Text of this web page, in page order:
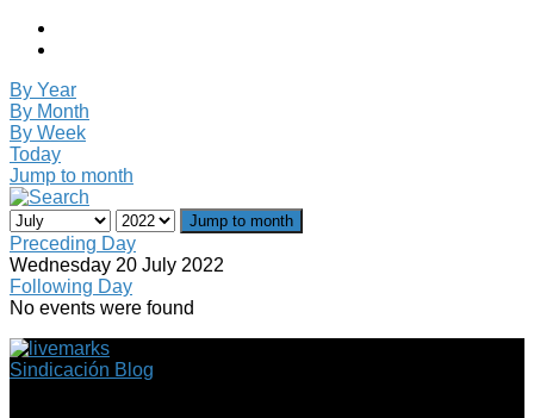
By Year
By Month
By Week
Today
Jump to month
Jump to month
Preceding Day
Wednesday 20 July 2022
Following Day
No events were found
Sindicación Blog